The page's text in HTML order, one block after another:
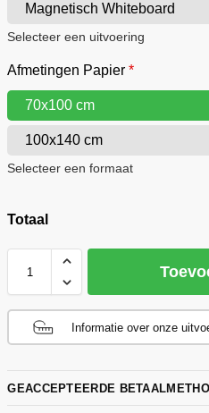
Magnetisch Whiteboard
Selecteer een uitvoering
Afmetingen Papier *
70x100 cm
100x140 cm
Selecteer een formaat
Totaal
Informatie over onze
GEACCEPTEERDE